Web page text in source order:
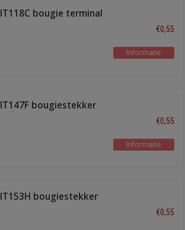
IT118C bougie terminal
€0,55
Informatie
IT147F bougiestekker
90°
€0,55
Informatie
IT153H bougiestekker
€0,55